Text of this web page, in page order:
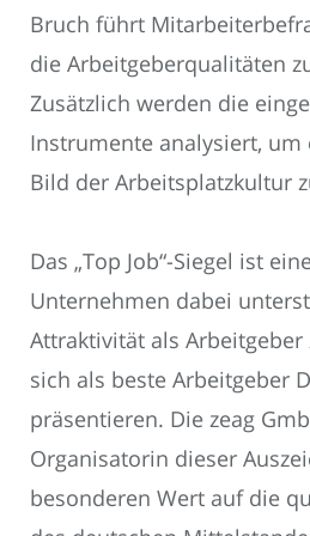
Bruch führt
die Arbeitgeberqualitäten
Zusätzlich werden die
Instrumente analysiert, um
Bild der Arbeitsplatzkultur
Das „Top Job“-Siegel ist
Unternehmen dabei
Attraktivität als
sich als beste Arbeitgeber
präsentieren. Die zeag
Organisatorin dieser
besonderen Wert auf die